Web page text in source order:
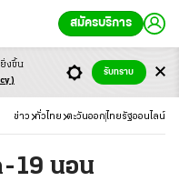
สมัครบริการ
ข่าว ทั่วไทย ตะวันออก ไทยรัฐออนไลน์
19 นอน
งขึ้น
รับทราบ